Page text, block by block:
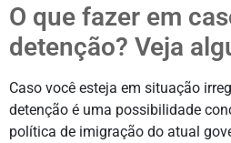
O que fazer em
detenção? Veja
Caso você esteja em situação
detenção é uma possibilidade
política de imigração do atual